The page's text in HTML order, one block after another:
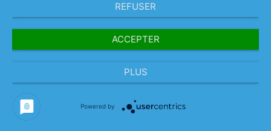
REFUSER
ACCEPTER
PLUS
Powered by